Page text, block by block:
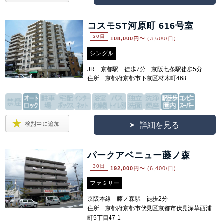
コスモST河原町 616号室
30日 108,000 円〜 (3,600/日)
シングル
JR 京都駅 徒歩7分 京阪七条駅徒歩5分
住所 京都府京都市下京区材木町468
詳細を見る
パークアベニュー藤ノ森
30日 192,000 円〜 (6,400/日)
ファミリー
京阪本線 藤ノ森駅 徒歩2分
住所 京都府京都市伏見区京都市伏見深草西浦
町5丁目47-1